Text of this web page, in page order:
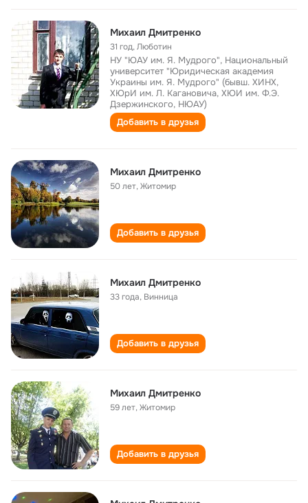
Михаил Дмитренко
31 год,Люботин
НУ "ЮАУ им. Я. Мудрого", Национальный
университет "Юридическая академия
Украины им. Я. Мудрого" (бывш. ХИНХ,
ХЮрИ им. Л. Кагановича, ХЮИ им. Ф.Э.
Дзержинского, НЮАУ)
Добавить в друзья
Михаил Дмитренко
50 лет,Житомир
Добавить в друзья
Михаил Дмитренко
33 года, Винница
Добавить в друзья
Михаил Дмитренко
59 лет,Житомир
Добавить в друзья